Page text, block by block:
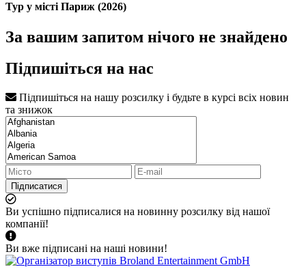
Тур у місті Париж (2026)
За вашим запитом нічого не знайдено
Підпишіться на нас
Підпишіться на нашу розсилку і будьте в курсі всіх новин
та знижок
Підписатися
Ви успішно підписалися на новинну розсилку від нашої
компанії!
Ви вже підписані на наші новини!